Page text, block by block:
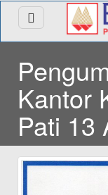
Kantor
Pati 13